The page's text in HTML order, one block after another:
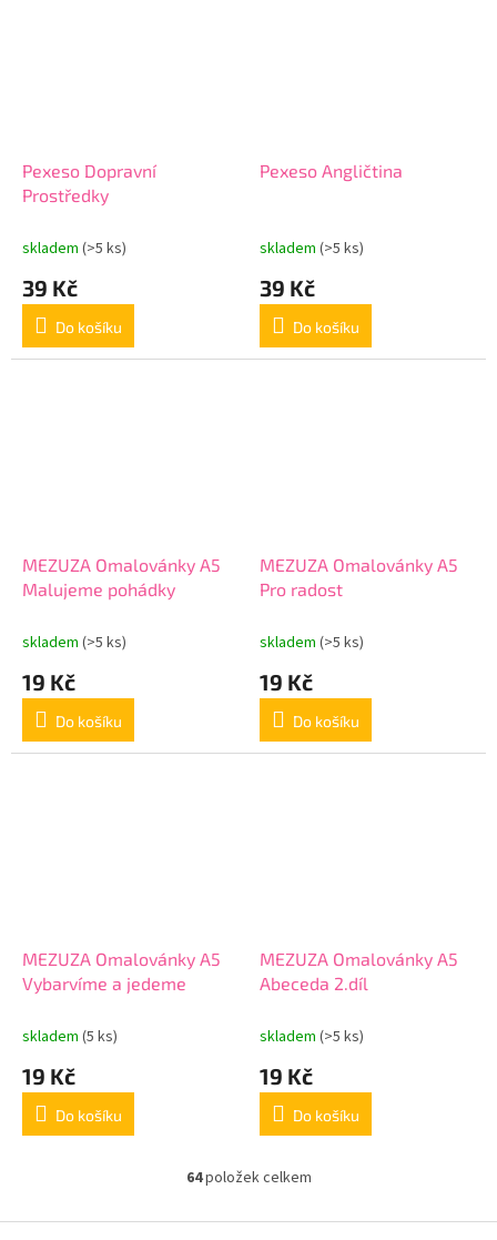
Pexeso Dopravní
Prostředky
skladem (>5 ks)
39 Kč
Do košíku
Pexeso Angličtina
skladem (>5 ks)
39 Kč
Do košíku
MEZUZA Omalovánky A5
Malujeme pohádky
skladem (>5 ks)
19 Kč
Do košíku
MEZUZA Omalovánky A5
Pro radost
skladem (>5 ks)
19 Kč
Do košíku
MEZUZA Omalovánky A5
Vybarvíme a jedeme
skladem (5 ks)
19 Kč
Do košíku
MEZUZA Omalovánky A5
Abeceda 2.díl
skladem (>5 ks)
19 Kč
Do košíku
O
l
64položek celkem